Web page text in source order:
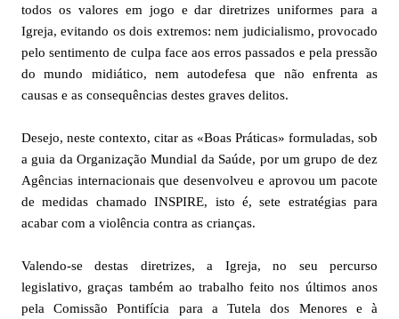
todos os valores em jogo e dar diretrizes uniformes para a
Igreja, evitando os dois extremos: nem judicialismo, provocado
pelo sentimento de culpa face aos erros passados e pela pressão
do mundo midiático, nem autodefesa que não enfrenta as
causas e as consequências destes graves delitos.
Desejo, neste contexto, citar as «Boas Práticas» formuladas, sob
a guia da Organização Mundial da Saúde, por um grupo de dez
Agências internacionais que desenvolveu e aprovou um pacote
de medidas chamado INSPIRE, isto é, sete estratégias para
acabar com a violência contra as crianças.
Valendo-se destas diretrizes, a Igreja, no seu percurso
legislativo, graças também ao trabalho feito nos últimos anos
pela Comissão Pontifícia para a Tutela dos Menores e à